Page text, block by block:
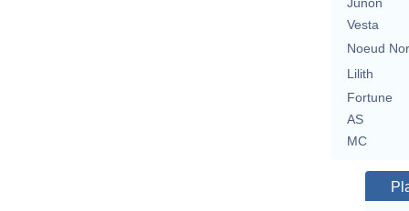
Junon
Vesta
Noeud
Lilith
Fortune
AS
MC